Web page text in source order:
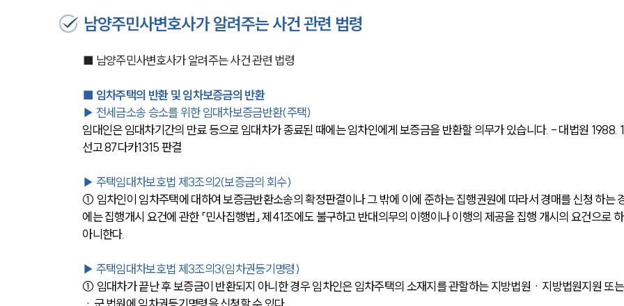
남양주민사변호사가 알려주는 사건 관련 법령
■ 남양주민사변호사가 알려주는 사건 관련 법령
■ 임차주택의 반환 및 임차보증금의 반환
▶ 전세금소송 승소를 위한 임대차보증금반환(주택)
임대인은 임대차기간의 만료 등으로 임대차가 종료된 때에는 임차인에게 보증금을 반환할 의무가 있습니다. - 대법원 1988.
선고 87다카1315 판결
▶ 주택임대차보호법 제3조의2(보증금의 회수)
① 임차인이 임차주택에 대하여 보증금반환소송의 확정판결이나 그 밖에 이에 준하는 집행권원에 따라서 경매를 신청 하는
에는 집행개시 요건에 관한 「민사집행법」 제41조에도 불구하고 반대의무의 이행이나 이행의 제공을 집행 개시의 요건으로 하
아니한다.
▶ 주택임대차보호법 제3조의3(임차권등기명령)
① 임대차가 끝난 후 보증금이 반환되지 아니한 경우 임차인은 임차주택의 소재지를 관할하는 지방법원ㆍ지방법원지원 또는